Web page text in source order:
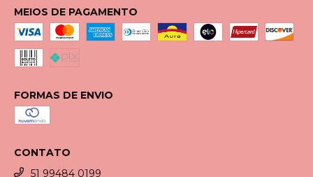
MEIOS DE PAGAMENTO
FORMAS DE ENVIO
CONTATO
51 99484 0199